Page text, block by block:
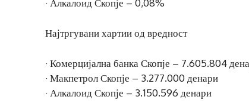
· Алкалоид Скопје – 0,08%
Најтргувани хартии од вредност
· Комерцијална банка Скопје – 7.605.804
· Макпетрол Скопје – 3.277.000 денари
· Алкалоид Скопје – 3.150.596 денари